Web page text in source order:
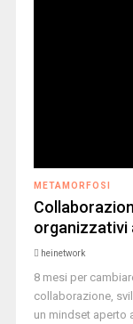
METAMORFOSI
organizzativi
heinetwork
8 mesi per
collaborazione,
un mindset aperto